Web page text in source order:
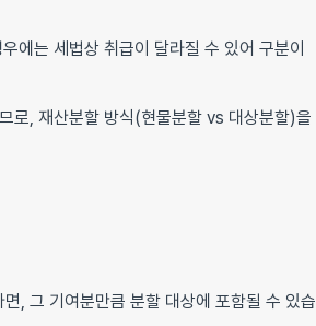
에는 세법상 취급이 달라질 수 있어 구분이
로, 재산분할 방식(현물분할 vs 대상분할)을
면, 그 기여분만큼 분할 대상에 포함될 수 있습